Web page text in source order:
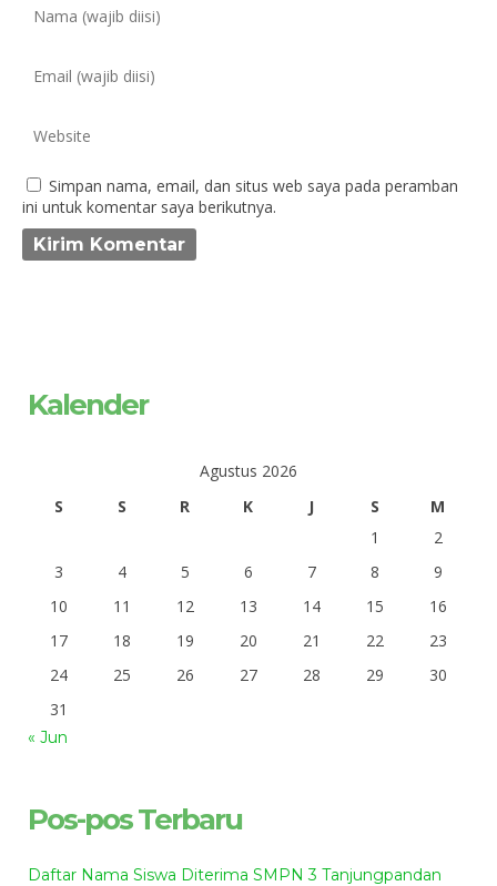
Simpan nama, email, dan situs web saya pada peramban
ini untuk komentar saya berikutnya.
Kalender
Agustus 2026
S
S R K J S
M
1
2
3
4 5 6 7 8
9
10
11 12 13 14 15
16
17
18 19 20 21 22
23
24
25 26 27 28 29
30
31
« Jun
Pos-pos Terbaru
Daftar Nama Siswa Diterima SMPN 3 Tanjungpandan